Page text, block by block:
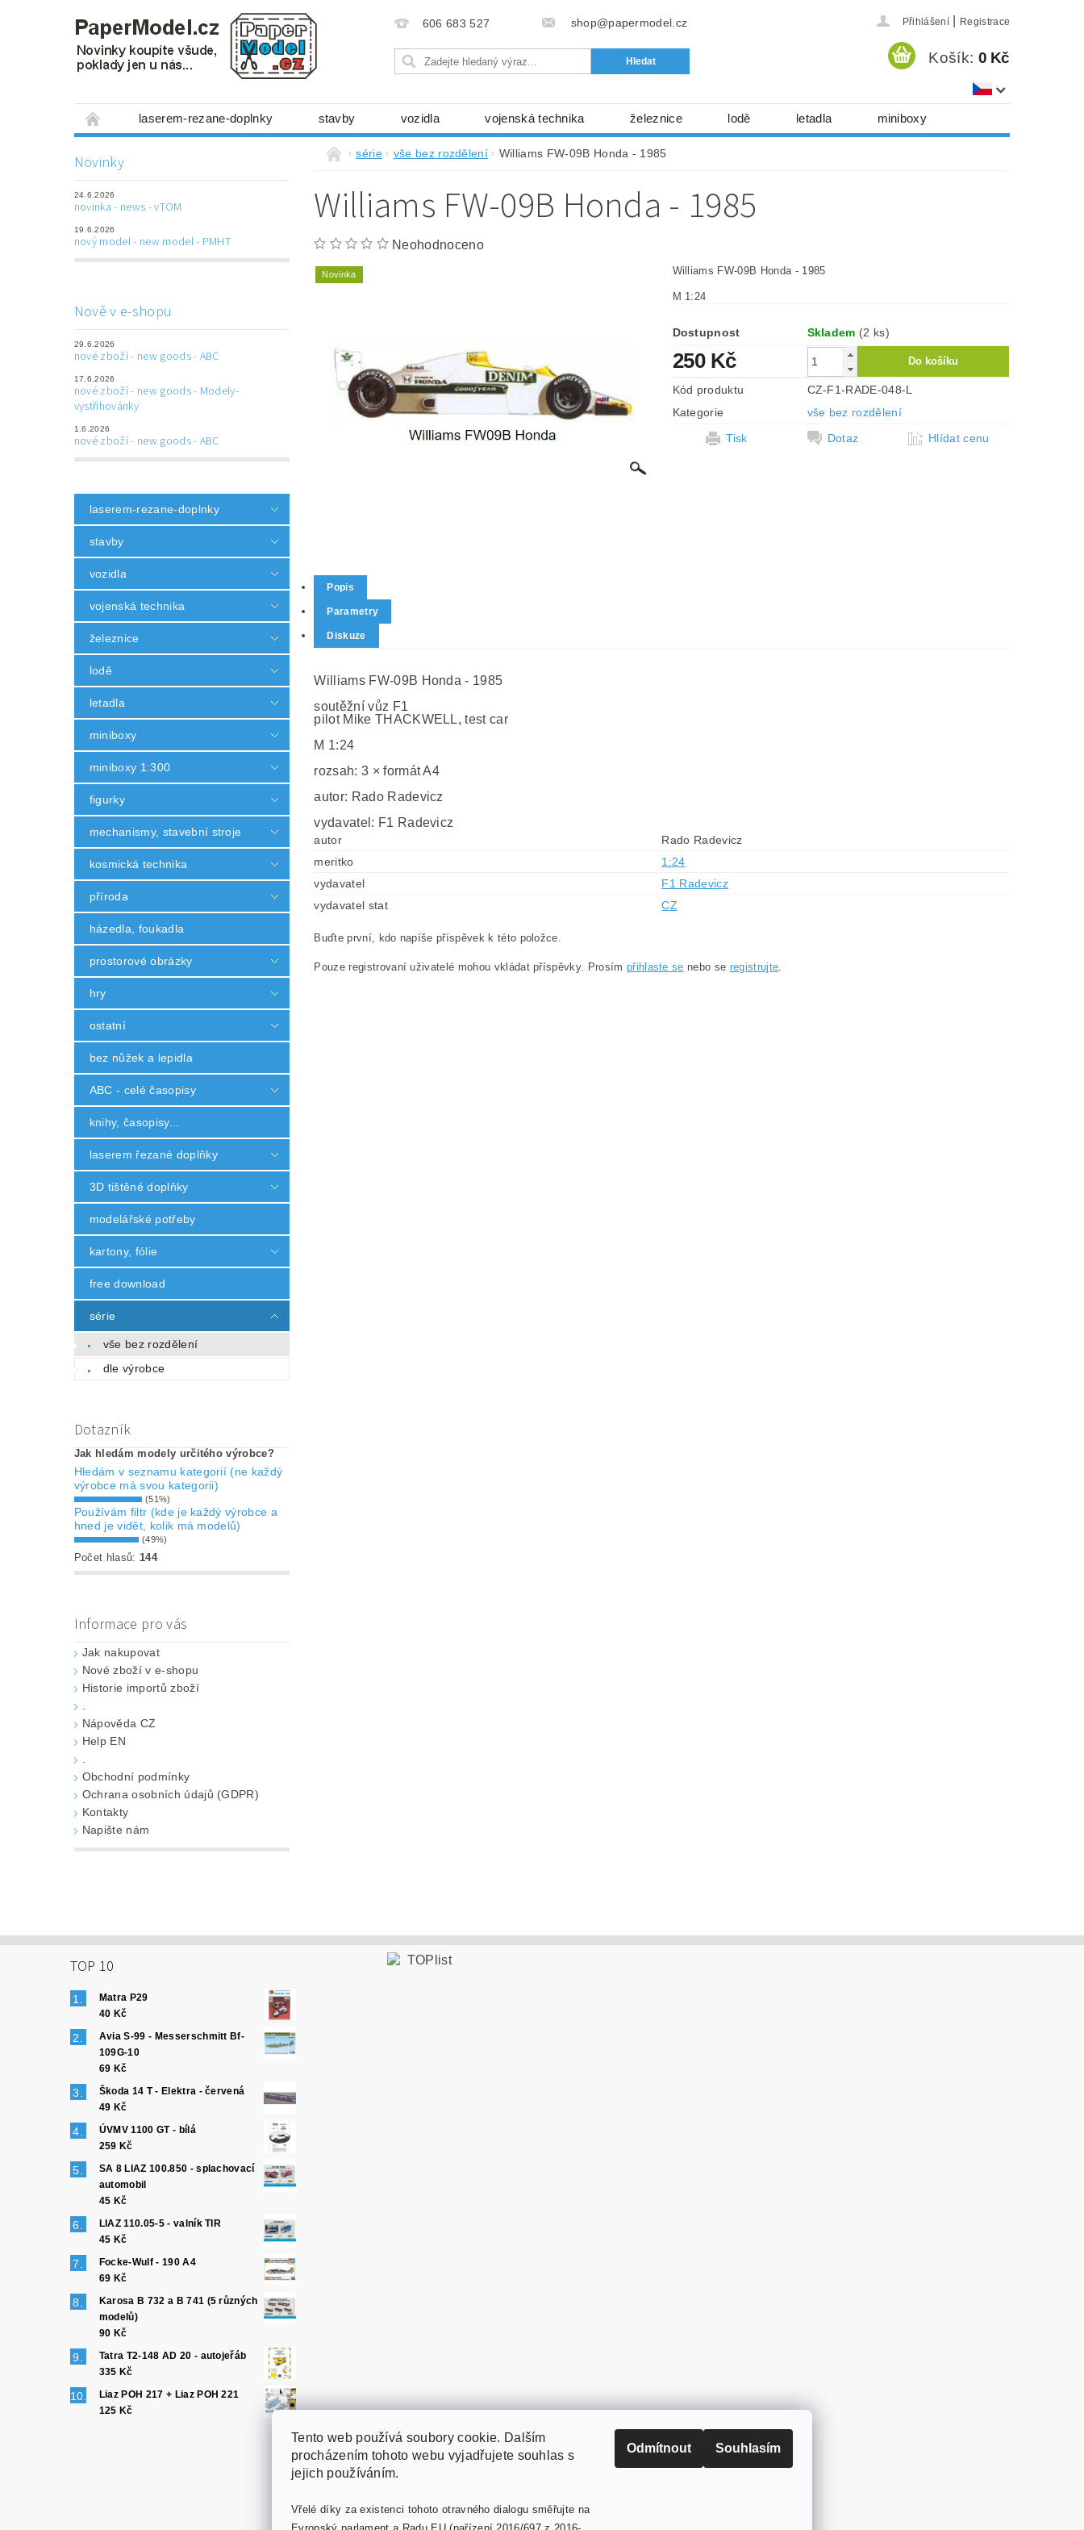
606 683 527 shop@papermodel.cz Přihlášení Registrace
Košík: 0 Kč
laserem-rezane-doplnky stavby vozidla vojenská technika železnice lodě letadla miniboxy
mechanismy, stavební stroje kosmická technika příroda
laserem řezané doplňky 3D tištěné doplňky modelářské potřeby kartony, fólie free download
Napište nám Obchodní podmínky Ochrana osobních údajů (GDPR)
Novinky
24.6.2026
novinka - news - vTOM
19.6.2026
nový model - new model - PMHT
Nově v e-shopu
29.6.2026
nové zboží - new goods - ABC
17.6.2026
nové zboží - new goods - Modely-
vystřihovánky
1.6.2026
nové zboží - new goods - ABC
laserem-rezane-doplnky
stavby
vozidla
vojenská technika
železnice
lodě
letadla
miniboxy
miniboxy 1:300
figurky
mechanismy, stavební stroje
kosmická technika
příroda
házedla, foukadla
prostorové obrázky
hry
ostatní
bez nůžek a lepidla
ABC - celé časopisy
knihy, časopisy...
laserem řezané doplňky
3D tištěné doplňky
modelářské potřeby
kartony, fólie
free download
série
vše bez rozdělení
dle výrobce
Dotazník
Jak hledám modely určitého výrobce?
Hledám v seznamu kategorií (ne každý
výrobce má svou kategorii)
(51%)
Používám filtr (kde je každý výrobce a
hned je vidět, kolik má modelů)
(49%)
Počet hlasů: 144
Informace pro vás
Jak nakupovat
Nové zboží v e-shopu
Historie importů zboží
Nápověda CZ
Help EN
Obchodní podmínky
Ochrana osobních údajů (GDPR)
Kontakty
Napište nám
série vše bez rozdělení Williams FW-09B Honda - 1985
Williams FW-09B Honda - 1985
Neohodnoceno
Novinka Williams FW-09B Honda - 1985
M 1:24
Dostupnost Skladem (2 ks)
250 Kč
Kód produktu
CZ-F1-RADE-048-L
Kategorie
vše bez rozdělení
Tisk
Dotaz Hlídat cenu
Popis
Parametry
Diskuze
Williams FW-09B Honda - 1985
soutěžní vůz F1
pilot Mike THACKWELL, test car
M 1:24
rozsah: 3 × formát A4
autor: Rado Radevicz
vydavatel: F1 Radevicz
autor
Rado Radevicz
meritko
1:24
vydavatel
F1 Radevicz
vydavatel stat
CZ
Buďte první, kdo napíše příspěvek k této položce.
Pouze registrovaní uživatelé mohou vkládat příspěvky. Prosím přihlaste se nebo se registrujte.
TOP 10
Matra P29
40 Kč
Avia S-99 - Messerschmitt Bf-
109G-10
69 Kč
Škoda 14 T - Elektra - červená
49 Kč
ÚVMV 1100 GT - bílá
259 Kč
SA 8 LIAZ 100.850 - splachovací
automobil
45 Kč
LIAZ 110.05-5 - valník TIR
45 Kč
Focke-Wulf - 190 A4
69 Kč
Karosa B 732 a B 741 (5 různých
modelů)
90 Kč
Tatra T2-148 AD 20 - autojeřáb
335 Kč
Liaz POH 217 + Liaz POH 221
125 Kč
PaperModel.cz
Tento web používá soubory cookie. Dalším
procházením tohoto webu vyjadřujete souhlas s
jejich používáním.
Vřelé díky za existenci tohoto otravného dialogu směřujte na
Odmítnout Souhlasím